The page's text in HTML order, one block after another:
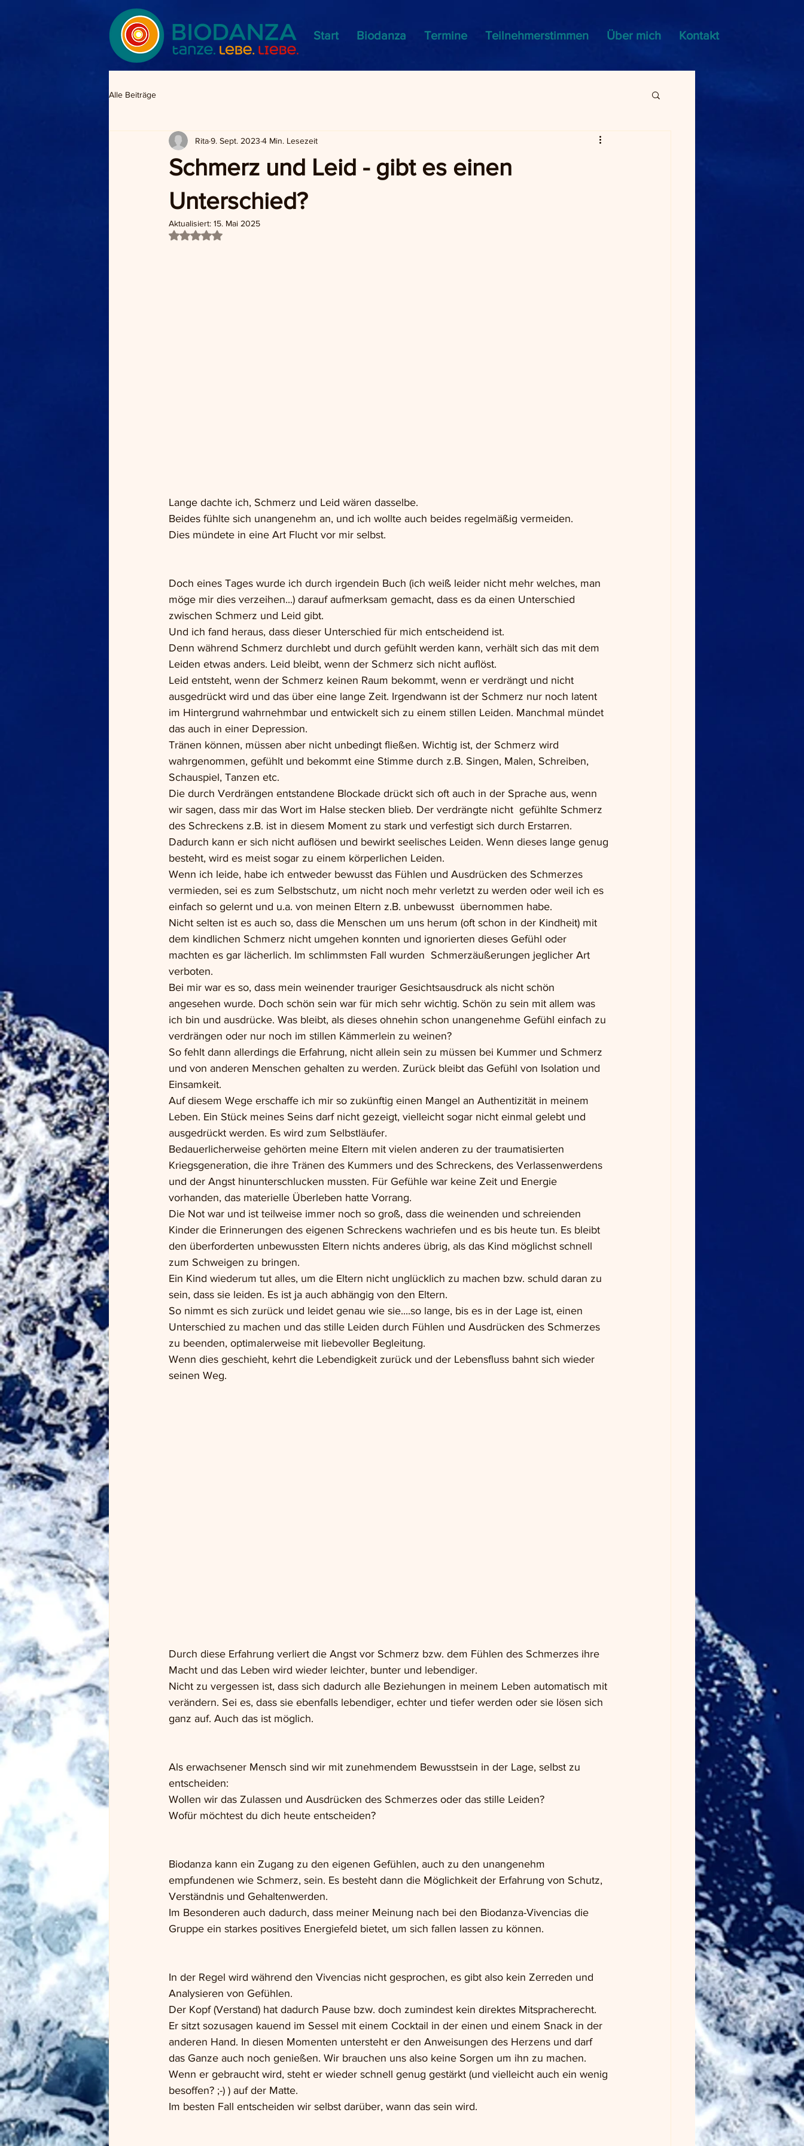
Start Biodanza Termine Teilnehmerstimmen Über mich Kontakt
Alle Beiträge
Schmerz und Leid - gibt es einen
Unterschied?
Rita9. Sept. 2023 4 Min. Lesezeit
Aktualisiert: 15. Mai 2025
Mit NaN von 5 Sternen bewertet.
Lange dachte ich, Schmerz und Leid wären dasselbe.
Beides fühlte sich unangenehm an, und ich wollte auch beides regelmäßig vermeiden.
Dies mündete in eine Art Flucht vor mir selbst.
Doch eines Tages wurde ich durch irgendein Buch (ich weiß leider nicht mehr welches, man
möge mir dies verzeihen...) darauf aufmerksam gemacht, dass es da einen Unterschied
zwischen Schmerz und Leid gibt.
Und ich fand heraus, dass dieser Unterschied für mich entscheidend ist.
Denn während Schmerz durchlebt und durch gefühlt werden kann, verhält sich das mit dem
Leiden etwas anders. Leid bleibt, wenn der Schmerz sich nicht auflöst.
Leid entsteht, wenn der Schmerz keinen Raum bekommt, wenn er verdrängt und nicht
ausgedrückt wird und das über eine lange Zeit. Irgendwann ist der Schmerz nur noch latent
im Hintergrund wahrnehmbar und entwickelt sich zu einem stillen Leiden. Manchmal mündet
das auch in einer Depression.
Tränen können, müssen aber nicht unbedingt fließen. Wichtig ist, der Schmerz wird
wahrgenommen, gefühlt und bekommt eine Stimme durch z.B. Singen, Malen, Schreiben,
Schauspiel, Tanzen etc.
Die durch Verdrängen entstandene Blockade drückt sich oft auch in der Sprache aus, wenn
wir sagen, dass mir das Wort im Halse stecken blieb. Der verdrängte nicht  gefühlte Schmerz
des Schreckens z.B. ist in diesem Moment zu stark und verfestigt sich durch Erstarren.
Dadurch kann er sich nicht auflösen und bewirkt seelisches Leiden. Wenn dieses lange genug
besteht, wird es meist sogar zu einem körperlichen Leiden.
Wenn ich leide, habe ich entweder bewusst das Fühlen und Ausdrücken des Schmerzes
vermieden, sei es zum Selbstschutz, um nicht noch mehr verletzt zu werden oder weil ich es
einfach so gelernt und u.a. von meinen Eltern z.B. unbewusst  übernommen habe.
Nicht selten ist es auch so, dass die Menschen um uns herum (oft schon in der Kindheit) mit
dem kindlichen Schmerz nicht umgehen konnten und ignorierten dieses Gefühl oder
machten es gar lächerlich. Im schlimmsten Fall wurden  Schmerzäußerungen jeglicher Art
verboten.
Bei mir war es so, dass mein weinender trauriger Gesichtsausdruck als nicht schön
angesehen wurde. Doch schön sein war für mich sehr wichtig. Schön zu sein mit allem was
ich bin und ausdrücke. Was bleibt, als dieses ohnehin schon unangenehme Gefühl einfach zu
verdrängen oder nur noch im stillen Kämmerlein zu weinen?
So fehlt dann allerdings die Erfahrung, nicht allein sein zu müssen bei Kummer und Schmerz
und von anderen Menschen gehalten zu werden. Zurück bleibt das Gefühl von Isolation und
Einsamkeit.
Auf diesem Wege erschaffe ich mir so zukünftig einen Mangel an Authentizität in meinem
Leben. Ein Stück meines Seins darf nicht gezeigt, vielleicht sogar nicht einmal gelebt und
ausgedrückt werden. Es wird zum Selbstläufer.
Bedauerlicherweise gehörten meine Eltern mit vielen anderen zu der traumatisierten
Kriegsgeneration, die ihre Tränen des Kummers und des Schreckens, des Verlassenwerdens
und der Angst hinunterschlucken mussten. Für Gefühle war keine Zeit und Energie
vorhanden, das materielle Überleben hatte Vorrang.
Die Not war und ist teilweise immer noch so groß, dass die weinenden und schreienden
Kinder die Erinnerungen des eigenen Schreckens wachriefen und es bis heute tun. Es bleibt
den überforderten unbewussten Eltern nichts anderes übrig, als das Kind möglichst schnell
zum Schweigen zu bringen.
Ein Kind wiederum tut alles, um die Eltern nicht unglücklich zu machen bzw. schuld daran zu
sein, dass sie leiden. Es ist ja auch abhängig von den Eltern.
So nimmt es sich zurück und leidet genau wie sie....so lange, bis es in der Lage ist, einen
Unterschied zu machen und das stille Leiden durch Fühlen und Ausdrücken des Schmerzes
zu beenden, optimalerweise mit liebevoller Begleitung.
Wenn dies geschieht, kehrt die Lebendigkeit zurück und der Lebensfluss bahnt sich wieder
seinen Weg.
Durch diese Erfahrung verliert die Angst vor Schmerz bzw. dem Fühlen des Schmerzes ihre
Macht und das Leben wird wieder leichter, bunter und lebendiger.
Nicht zu vergessen ist, dass sich dadurch alle Beziehungen in meinem Leben automatisch mit
verändern. Sei es, dass sie ebenfalls lebendiger, echter und tiefer werden oder sie lösen sich
ganz auf. Auch das ist möglich.
Als erwachsener Mensch sind wir mit zunehmendem Bewusstsein in der Lage, selbst zu
entscheiden:
Wollen wir das Zulassen und Ausdrücken des Schmerzes oder das stille Leiden?
Wofür möchtest du dich heute entscheiden?
Biodanza kann ein Zugang zu den eigenen Gefühlen, auch zu den unangenehm
empfundenen wie Schmerz, sein. Es besteht dann die Möglichkeit der Erfahrung von Schutz,
Verständnis und Gehaltenwerden.
Im Besonderen auch dadurch, dass meiner Meinung nach bei den Biodanza-Vivencias die
Gruppe ein starkes positives Energiefeld bietet, um sich fallen lassen zu können.
In der Regel wird während den Vivencias nicht gesprochen, es gibt also kein Zerreden und
Analysieren von Gefühlen.
Der Kopf (Verstand) hat dadurch Pause bzw. doch zumindest kein direktes Mitspracherecht.
Er sitzt sozusagen kauend im Sessel mit einem Cocktail in der einen und einem Snack in der
anderen Hand. In diesen Momenten untersteht er den Anweisungen des Herzens und darf
das Ganze auch noch genießen. Wir brauchen uns also keine Sorgen um ihn zu machen.
Wenn er gebraucht wird, steht er wieder schnell genug gestärkt (und vielleicht auch ein wenig
besoffen? ;-) ) auf der Matte.
Im besten Fall entscheiden wir selbst darüber, wann das sein wird.